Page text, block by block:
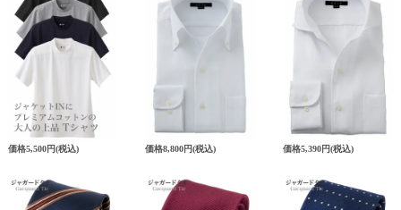
価格5,500円(税込) 価格8,800円(税込) 価格5,390円(税込)